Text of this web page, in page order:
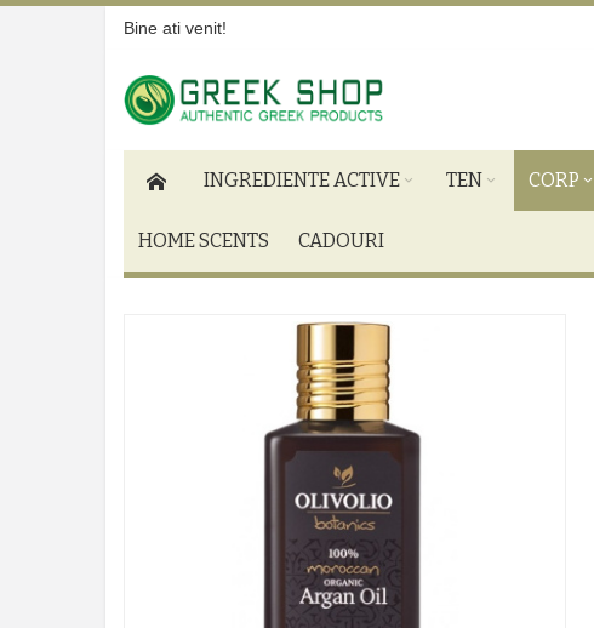
Bine ati venit!
INGREDIENTE ACTIVE TEN CORP
HOME SCENTS CADOURI